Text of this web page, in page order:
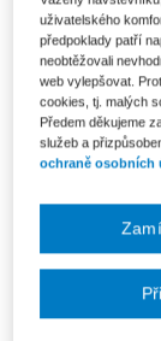
Právní úprava
pohledávek
234
uživatelského
předpoklady patří
neobtěžovali
web vylepšovat.
cookies, tj. malých
Předem děkujeme
služeb a
ochraně osobních